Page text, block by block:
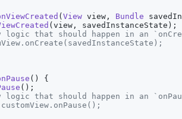
( View view , Bundle
( view , savedInstanceState ) ;
logic that should happen in an
( )
{
( ) ;
logic that should happen in an